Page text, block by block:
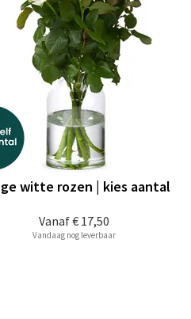
Vanaf€ 17,50
witte rozen | kies aantal
Vandaag nog leverbaar